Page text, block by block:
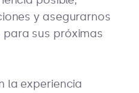
y asegurarnos
sus próximas
la experiencia